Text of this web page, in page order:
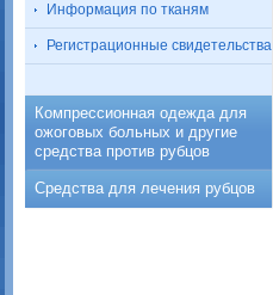
Информация по тканям
Регистрационные свидетельства
Компрессионная одежда для
ожоговых больных и другие
средства против рубцов
Средства для лечения рубцов